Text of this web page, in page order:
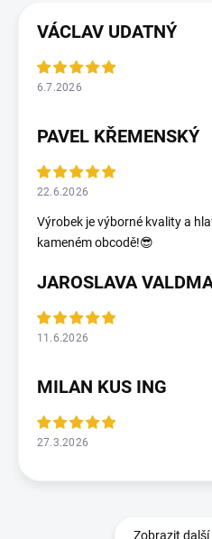
VÁCLAV UDATNÝ
6.7.2026
PAVEL KŘEMENSKÝ
22.6.2026
Výrobek je výborné kvality a
kameném obcodě!😎
JAROSLAVA
11.6.2026
MILAN KUS ING
27.3.2026
Zobrazit